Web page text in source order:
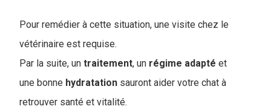
Pour remédier à cette situation, une visite chez le
vétérinaire est requise.
Par la suite, un traitement, un régime adapté et
une bonne hydratation sauront aider votre chat à
retrouver santé et vitalité.